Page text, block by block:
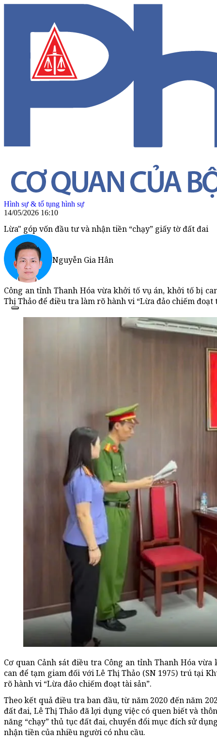
Hình sự & tố tụng hình sự
14/05/2026 16:10
Lừa" góp vốn đầu tư và nhận tiền “chạy” giấy tờ đất đai
Nguyễn Gia Hân
Công an tỉnh Thanh Hóa vừa khởi tố vụ án, khởi tố bị
Thị Thảo để điều tra làm rõ hành vi “Lừa đảo chiếm đoạt
Cơ quan Cảnh sát điều tra Công an tỉnh Thanh Hóa
can để tạm giam đối với Lê Thị Thảo (SN 1975) trú tại
rõ hành vi “Lừa đảo chiếm đoạt tài sản”.
Theo kết quả điều tra ban đầu, từ năm 2020 đến năm
đất đai, Lê Thị Thảo đã lợi dụng việc có quen biết và
năng “chạy” thủ tục đất đai, chuyển đổi mục đích sử
nhận tiền của nhiều người có nhu cầu.